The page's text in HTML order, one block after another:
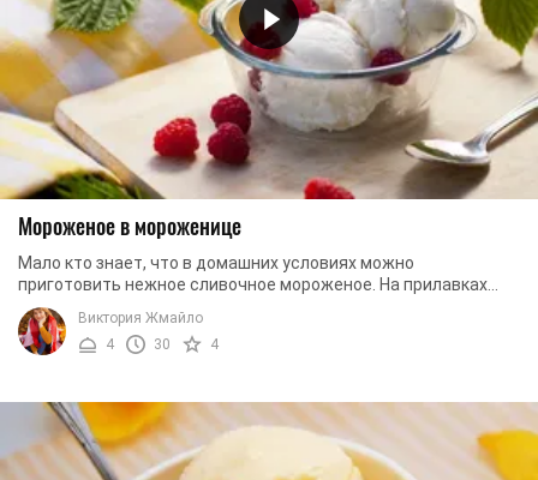
Мороженое в мороженице
Мало кто знает, что в домашних условиях можно
приготовить нежное сливочное мороженое. На прилавках
магазинов сейчас трудно найти десерты с ...
Виктория Жмайло
4
30 4